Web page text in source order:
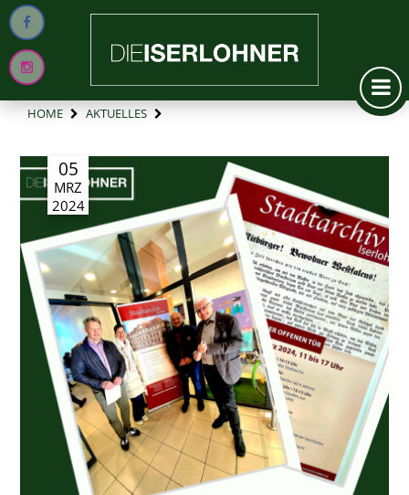
HOME AKTUELLES
05
MRZ
2024